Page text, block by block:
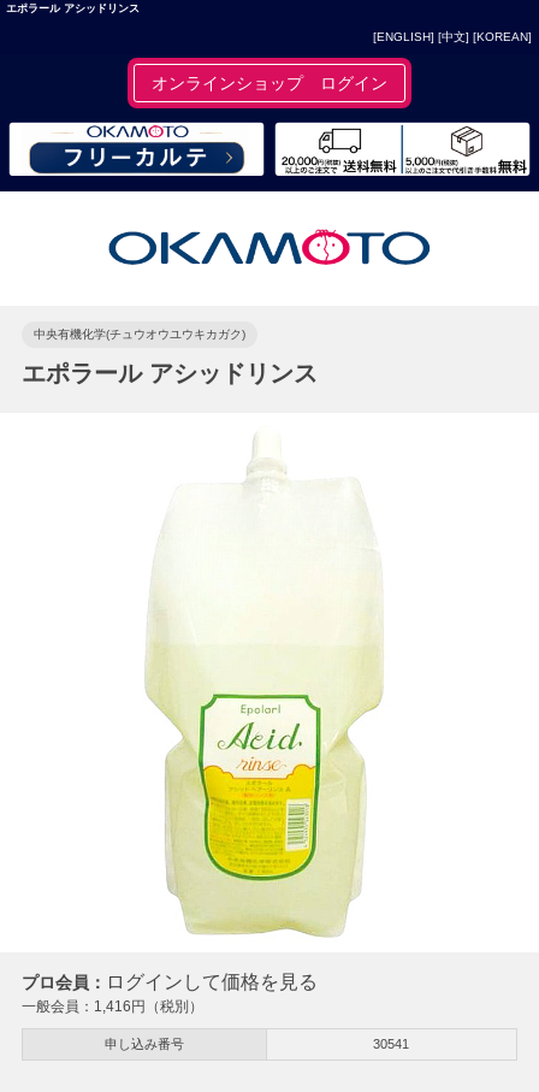
エポラール アシッドリンス
[ENGLISH] [中文] [KOREAN]
オンラインショップ ログイン
中央有機化学(チュウオウユウキカガク)
エポラール アシッドリンス
プロ会員： ログインして価格を見る
一般会員： 1,416円（税別）
申し込み番号 30541